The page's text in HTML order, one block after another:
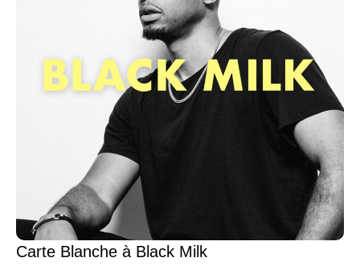
Carte Blanche à Black Milk